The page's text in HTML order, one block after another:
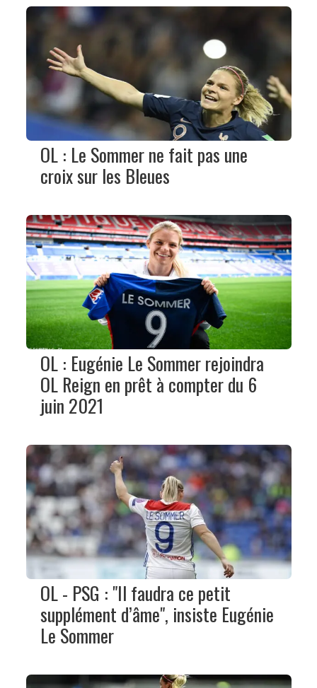
OL : Le Sommer ne fait pas une
croix sur les Bleues
OL : Eugénie Le Sommer rejoindra
OL Reign en prêt à compter du 6
juin 2021
OL - PSG : "Il faudra ce petit
supplément d’âme", insiste Eugénie
Le Sommer